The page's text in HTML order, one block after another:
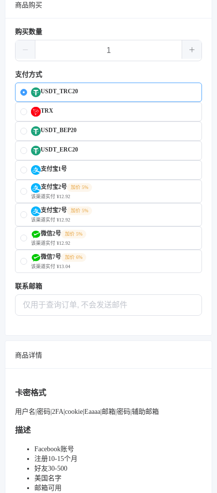
商品购买
购买数量
支付方式
USDT_TRC20
TRX
USDT_BEP20
USDT_ERC20
支付宝1号
支付宝2号
加价 5%
该渠道实付 ¥12.92
支付宝7号
加价 5%
该渠道实付 ¥12.92
微信2号
加价 5%
该渠道实付 ¥12.92
微信7号
加价 6%
该渠道实付 ¥13.04
联系邮箱
商品详情
卡密格式
用户名|密码|2FA|cookie|Eaaaa|邮箱|密码|辅助邮箱
描述
Facebook账号
注册10-15个月
好友30-500
美国名字
邮箱可用